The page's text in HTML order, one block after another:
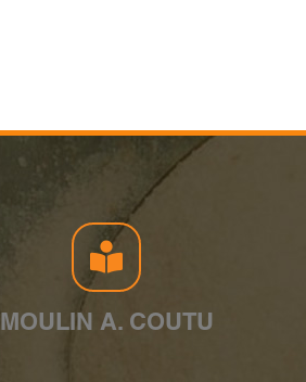
MOULIN A. COUTU